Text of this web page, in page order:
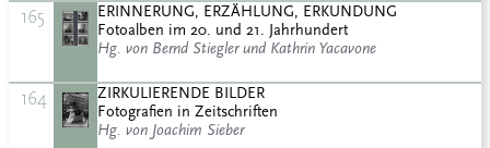
165
ERINNERUNG, ERZÄHLUNG, ERKUNDUNG
Fotoalben im 20. und 21. Jahrhundert
Hg. von Bernd Stiegler und Kathrin Yacavone
164
ZIRKULIERENDE BILDER
Fotografien in Zeitschriften
Hg. von Joachim Sieber